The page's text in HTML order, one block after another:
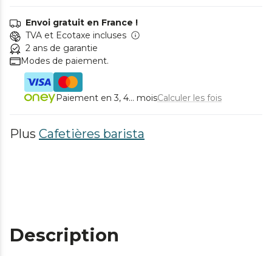
Envoi gratuit en France !
TVA et Ecotaxe incluses
2 ans de garantie
Modes de paiement.
Paiement en 3, 4... moisCalculer les fois
Plus Cafetières barista
Description